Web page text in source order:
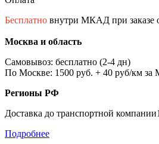
Бесплатно внутри МКАД при заказе
Москва и область
Самовывоз: бесплатно (2-4 дн)
По Москве: 1500 руб. + 40 руб/км
Регионы РФ
Доставка до транспортной
Подробнее